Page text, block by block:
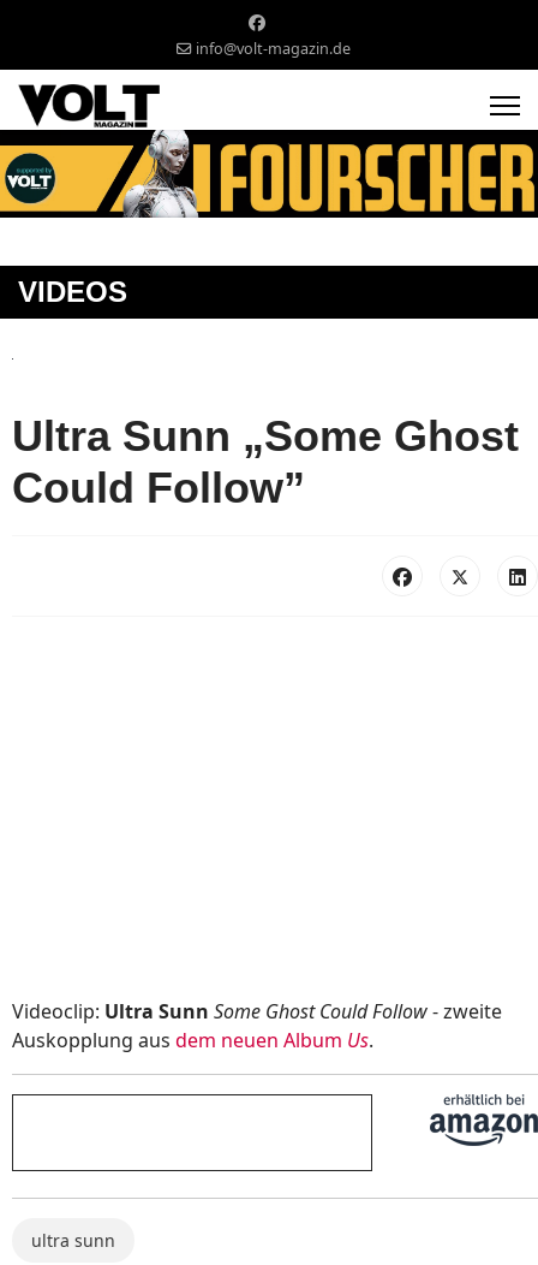
info@volt-magazin.de
VIDEOS
Ultra Sunn „Some Ghost
Could Follow”
Videoclip: Ultra Sunn Some Ghost Could Follow- zweite
Auskopplung aus dem neuen Album Us.
ultra sunn